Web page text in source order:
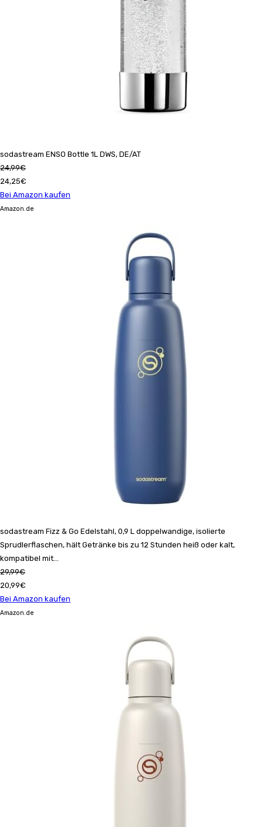
sodastream ENSO Bottle 1L DWS, DE/AT
24,99€
24,25€
Bei Amazon kaufen
Amazon.de
sodastream Fizz & Go Edelstahl, 0,9 L doppelwandige, isolierte
Sprudlerflaschen, hält Getränke bis zu 12 Stunden heiß oder kalt,
kompatibel mit...
29,99€
20,99€
Bei Amazon kaufen
Amazon.de